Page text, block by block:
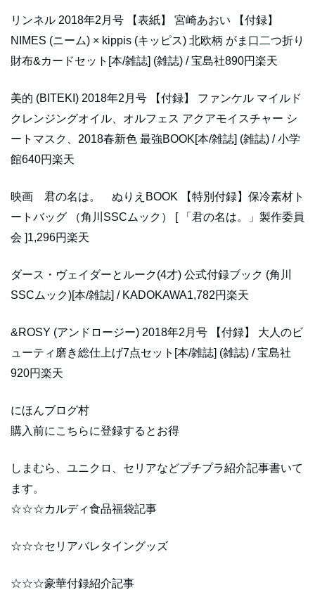
リンネル 2018年2月号 【表紙】 宮崎あおい 【付録】
NIMES (ニーム) × kippis (キッピス) 北欧柄 がま口二つ折り
財布&カードセット[本/雑誌] (雑誌) / 宝島社890円楽天
美的 (BITEKI) 2018年2月号 【付録】 ファンケル マイルド
クレンジングオイル、オルフェス アクアモイスチャー シ
ートマスク、2018春新色 最強BOOK[本/雑誌] (雑誌) / 小学
館640円楽天
映画 君の名は。 ぬりえBOOK 【特別付録】保冷素材ト
ートバッグ （角川SSCムック） [ 「君の名は。」製作委員
会 ]1,296円楽天
ダース・ヴェイダーとルーク(4才) 公式付録ブック (角川
SSCムック)[本/雑誌] / KADOKAWA1,782円楽天
&ROSY (アンドロージー) 2018年2月号 【付録】 大人のビ
ューティ磨き総仕上げ7点セット[本/雑誌] (雑誌) / 宝島社
920円楽天
にほんブログ村
購入前にこちらに登録するとお得
しまむら、ユニクロ、セリアなどプチプラ紹介記事書いて
ます。
☆☆☆カルディ食品福袋記事
☆☆☆セリアバレタイングッズ
☆☆☆豪華付録紹介記事